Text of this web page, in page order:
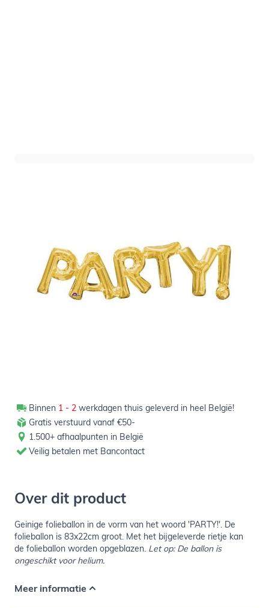
3,99 Verpakt per 83x22cm
Binnen 1 - 2 werkdagen thuis geleverd in heel België!
Gratis verstuurd vanaf €50-
1.500+ afhaalpunten in België
Veilig betalen met Bancontact
Over dit product
Geinige folieballon in de vorm van het woord 'PARTY!'. De
folieballon is 83x22cm groot. Met het bijgeleverde rietje kan
de folieballon worden opgeblazen. Let op: De ballon is
ongeschikt voor helium.
Meer informatie